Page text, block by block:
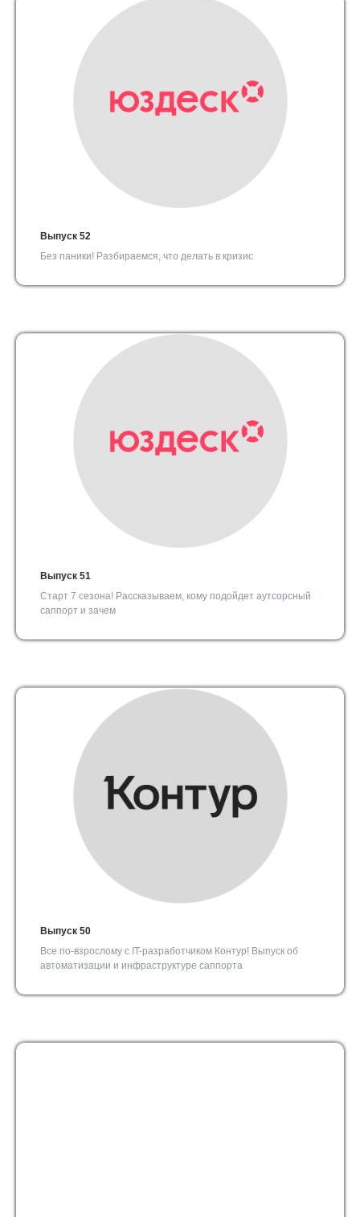
Выпуск 52
Без паники! Разбираемся, что делать в кризиc
Выпуск 51
Старт 7 сезона! Рассказываем, кому подойдет аутсорсный
саппорт и зачем
Выпуск 50
Все по-взрослому с IT-разработчиком Контур! Выпуск об
автоматизации и инфраструктуре саппорта